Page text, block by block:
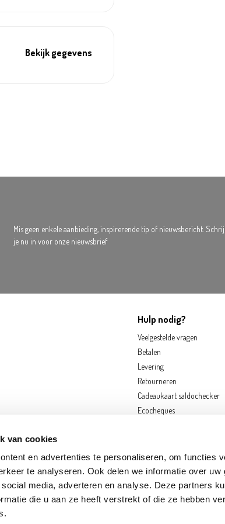
van cookies
en advertenties te personaliseren, om functies
te analyseren. Ook delen we informatie over uw
media, adverteren en analyse. Deze partners
die u aan ze heeft verstrekt of die ze hebben
Bekijk gegevens
Mis geen enkele aanbieding, inspirerende tip of nieuwsbericht.
je nu in voor onze nieuwsbrief
Hulp nodig?
Veelgestelde vragen
Betalen
Levering
Retourneren
Cadeaukaart saldochecker
Ecocheques